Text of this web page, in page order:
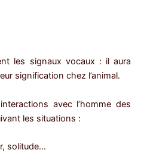
les signaux vocaux : il aura
signification chez l’animal.
avec l’homme des
les situations :
solitude…